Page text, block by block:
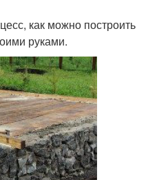
как можно построить
руками.